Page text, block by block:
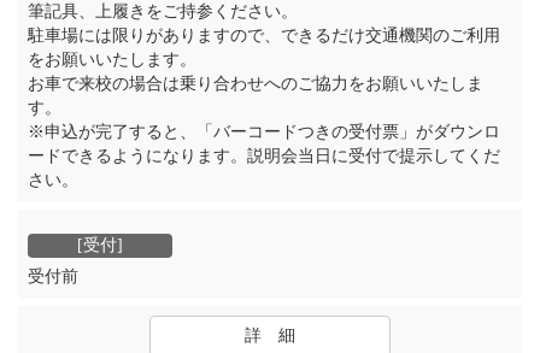
筆記具、上履きをご持参ください。
駐車場には限りがありますので、できるだけ交通機関のご利用
をお願いいたします。
お車で来校の場合は乗り合わせへのご協力をお願いいたしま
す。
※申込が完了すると、「バーコードつきの受付票」がダウンロ
ードできるようになります。説明会当日に受付で提示してくだ
さい。
受付前
詳 細